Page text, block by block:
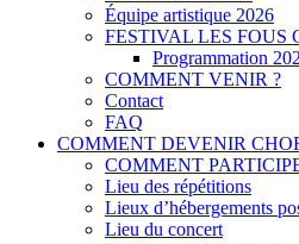
Équipe artistique 2026
FESTIVAL LES FOUS
Programmation
COMMENT VENIR ?
Contact
FAQ
COMMENT DEVENIR
COMMENT
Lieu des répétitions
Lieux d’hébergements
Lieu du concert